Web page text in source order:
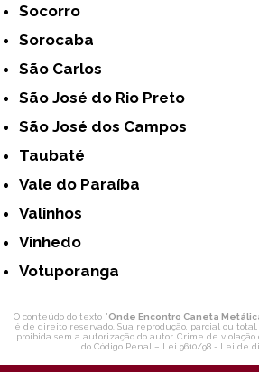
Socorro
Sorocaba
São Carlos
São José do Rio Preto
São José dos Campos
Taubaté
Vale do Paraíba
Valinhos
Vinhedo
Votuporanga
O conteúdo do texto "Onde Encontro Caneta
é de direito reservado. Sua reprodução, parcial ou total,
proibida sem a autorização do autor. Crime de
do Código Penal – Lei 9610/98 - Lei de